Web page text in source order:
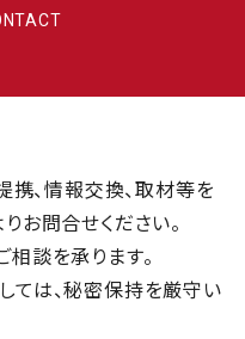
携、情報交換、取材等を
お問合せください。
談を承ります。
ては、秘密保持を厳守い